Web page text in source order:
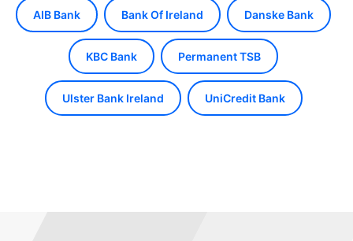
AIB Bank Bank Of Ireland Danske Bank
KBC Bank Permanent TSB
Ulster Bank Ireland UniCredit Bank